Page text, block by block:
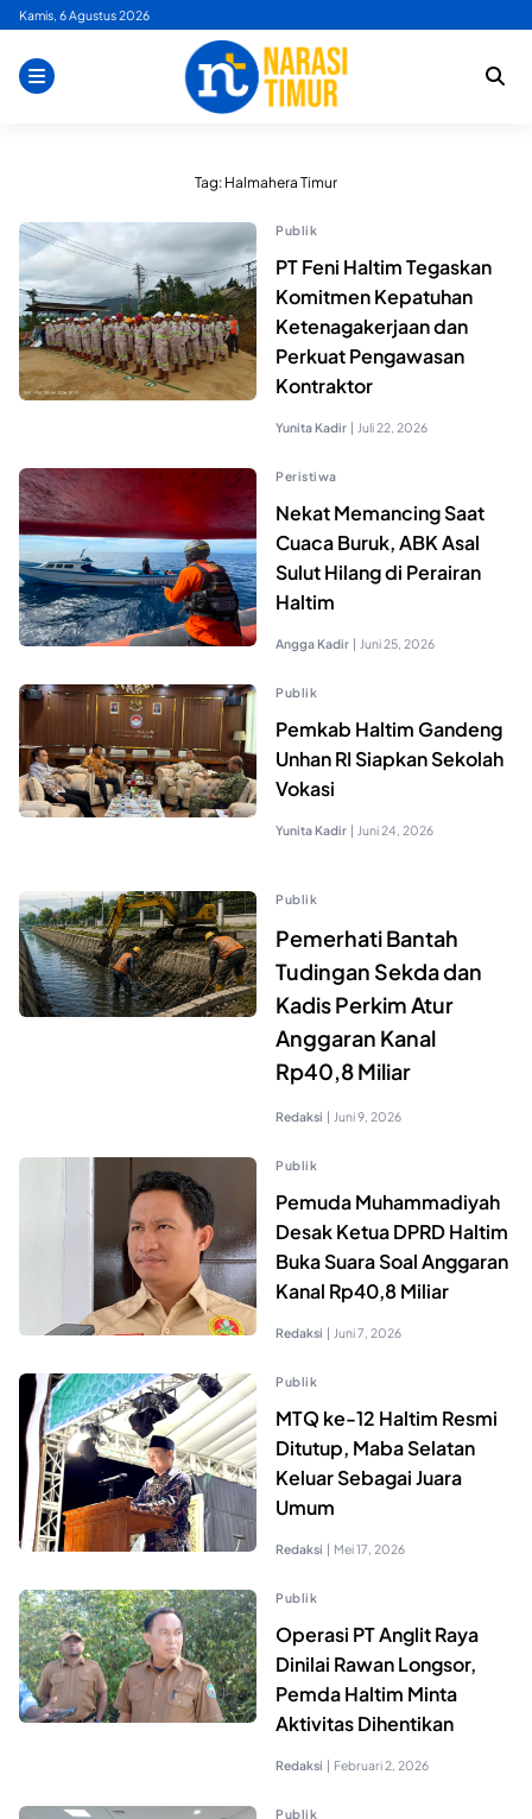
Skip
content
Kamis, 6 Agustus 2026
Tag: Halmahera Timur
Publik
PT Feni Haltim Tegaskan
Komitmen Kepatuhan
Ketenagakerjaan dan
Perkuat Pengawasan
Kontraktor
Yunita Kadir | Juli 22, 2026
Peristiwa
Nekat Memancing Saat
Cuaca Buruk, ABK Asal
Sulut Hilang di Perairan
Haltim
Angga Kadir | Juni 25, 2026
Publik
Pemkab Haltim Gandeng
Unhan RI Siapkan Sekolah
Vokasi
Yunita Kadir | Juni 24, 2026
Publik
Pemerhati Bantah
Tudingan Sekda dan
Kadis Perkim Atur
Anggaran Kanal
Rp40,8 Miliar
Redaksi | Juni 9, 2026
Publik
Pemuda Muhammadiyah
Desak Ketua DPRD Haltim
Buka Suara Soal Anggaran
Kanal Rp40,8 Miliar
Redaksi | Juni 7, 2026
Publik
MTQ ke-12 Haltim Resmi
Ditutup, Maba Selatan
Keluar Sebagai Juara
Umum
Redaksi | Mei 17, 2026
Publik
Operasi PT Anglit Raya
Dinilai Rawan Longsor,
Pemda Haltim Minta
Aktivitas Dihentikan
Redaksi | Februari 2, 2026
Publik